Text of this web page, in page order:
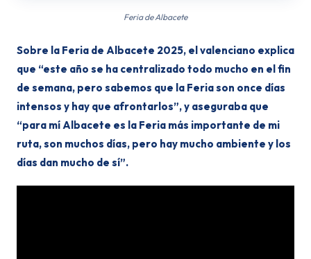
Feria de Albacete
Sobre la Feria de Albacete 2025, el valenciano explica
que “este año se ha centralizado todo mucho en el fin
de semana, pero sabemos que la Feria son once días
intensos y hay que afrontarlos”, y aseguraba que
“para mí Albacete es la Feria más importante de mi
ruta, son muchos días, pero hay mucho ambiente y los
días dan mucho de sí”.